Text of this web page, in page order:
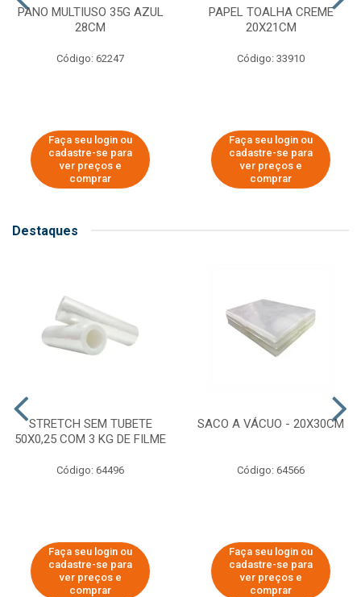
PANO MULTIUSO 35G AZUL
28CM
Código: 62247
Faça seu login ou
cadastre-se para
ver preços e
comprar
PAPEL TOALHA CREME
20X21CM
Código: 33910
Faça seu login ou
cadastre-se para
ver preços e
comprar
Destaques
STRETCH SEM TUBETE
50X0,25 COM 3 KG DE FILME
Código: 64496
Faça seu login ou
cadastre-se para
ver preços e
comprar
SACO A VÁCUO - 20X30CM
Código: 64566
Faça seu login ou
cadastre-se para
ver preços e
comprar